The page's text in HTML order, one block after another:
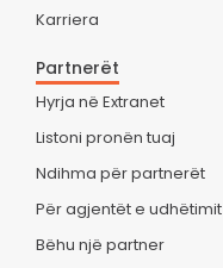
Karriera
Partnerët
Hyrja në Extranet
Listoni pronën tuaj
Ndihma për partnerët
Për agjentët e udhëtimit
Bëhu një partner